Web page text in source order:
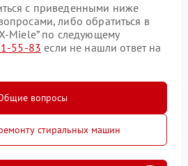
с приведенными ниже
либо обратиться в
Miele” по следующему
55-83 если не нашли ответ на
вопросы
стиральных машин